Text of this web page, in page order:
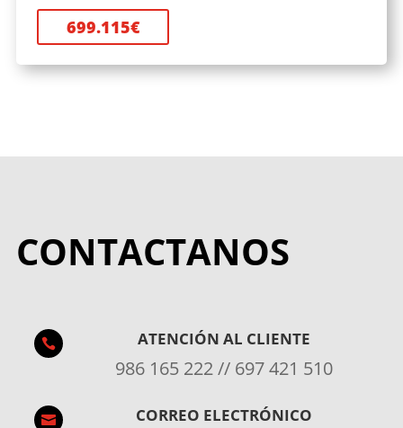
699.115€
CONTACTANOS
 ATENCIÓN AL CLIENTE
986 165 222 // 697 421 510
 CORREO ELECTRÓNICO